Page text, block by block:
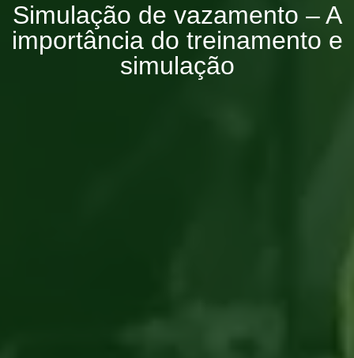
Simulação de vazamento – A
importância do treinamento e
simulação